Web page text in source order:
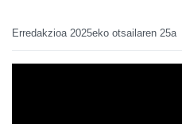
Erredakzioa 2025eko otsailaren 25a